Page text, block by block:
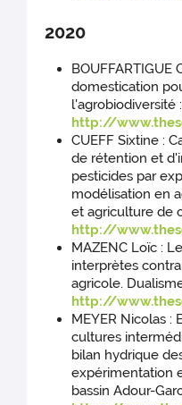
2020
domestication
l'agrobiodiversité
http://
CUEFF Sixtine :
de rétention et
pesticides par
modélisation en
et agriculture de
http://
MAZENC Loïc :
interprètes
agricole.
http://
MEYER Nicolas :
cultures
bilan hydrique
expérimentation
bassin Adour-